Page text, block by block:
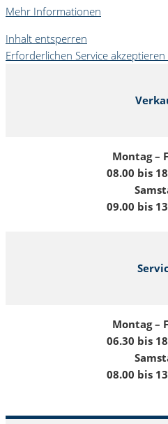
Mehr Informationen
Inhalt entsperren
Erforderlichen Service
Montag –
08.00 bis
09.00 bis
Montag –
06.30 bis
08.00 bis